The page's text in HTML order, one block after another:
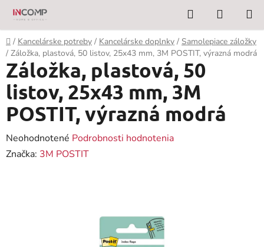
Prejsť
obsah
Hľadať
KOŠÍK
Domov
/ Kancelárske potreby / Kancelárske doplnky / Samolepiace záložky
/ Záložka, plastová, 50 listov, 25x43 mm, 3M POSTIT, výrazná modrá
Záložka, plastová, 50
listov, 25x43 mm, 3M
POSTIT, výrazná modrá
Priemerné
hodnotenie
Neohodnotené Podrobnosti hodnotenia
Značka: 3M POSTIT